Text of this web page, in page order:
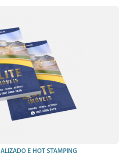
E HOT STAMPING